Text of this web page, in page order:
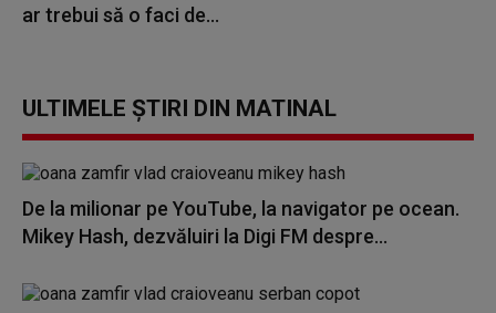
ar trebui să o faci de...
ULTIMELE ȘTIRI DIN MATINAL
De la milionar pe YouTube, la navigator pe ocean.
Mikey Hash, dezvăluiri la Digi FM despre...